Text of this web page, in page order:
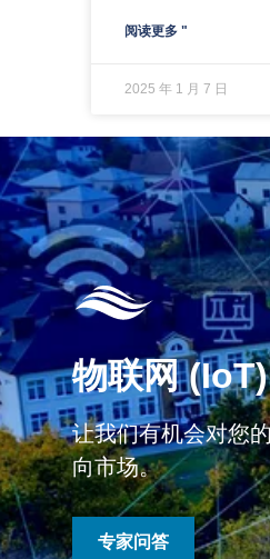
阅读更多 "
2025 年 1 月 7 日
物联网
让我们有机会对您
向市场。
专家问答